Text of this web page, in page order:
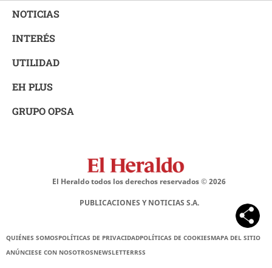
NOTICIAS
INTERÉS
UTILIDAD
EH PLUS
GRUPO OPSA
El Heraldo todos los derechos reservados ©2026
PUBLICACIONES Y NOTICIAS S.A.
QUIÉNES SOMOSPOLÍTICAS DE PRIVACIDADPOLÍTICAS DE COOKIESMAPA DEL SITIO
ANÚNCIESE CON NOSOTROSNEWSLETTERRSS